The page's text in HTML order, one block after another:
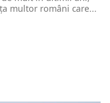
multor români care...